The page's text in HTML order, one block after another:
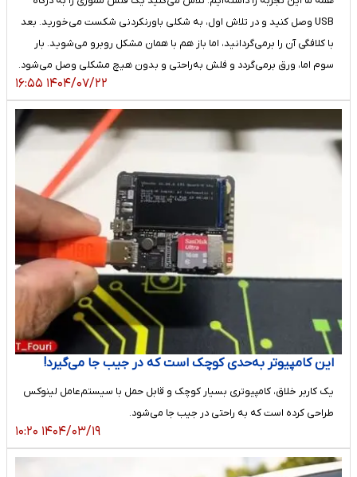
USB وصل کنید و در تلاش اول، به شکلی باورنکردنی شکست می‌خورید. بعد
با کلافگی آن را برمی‌گردانید، اما باز هم با همان مشکل روبرو می‌شوید. بار
سوم اما، ورق برمی‌گردد و فلش به‌راحتی و بدون هیچ مشکلی وصل می‌شود.
۱۴۰۴/۰۷/۲۲ ۱۶:۵۵
این کامپیوتر به‌حدی کوچک است که در جیب جا می‌گیرد!
یک کاربر خلاق، کامپیوتری بسیار کوچک و قابل حمل با سیستم‌عامل لینوکس
طراحی کرده است که به راحتی در جیب جا می‌شود.
۱۴۰۴/۰۳/۱۹ ۱۰:۲۰